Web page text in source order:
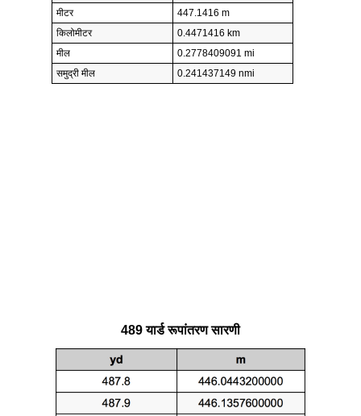
मीटर
447.1416 m
किलोमीटर
0.4471416 km
मील
0.2778409091 mi
समुद्री मील
0.241437149 nmi
489 यार्ड रूपांतरण सारणी